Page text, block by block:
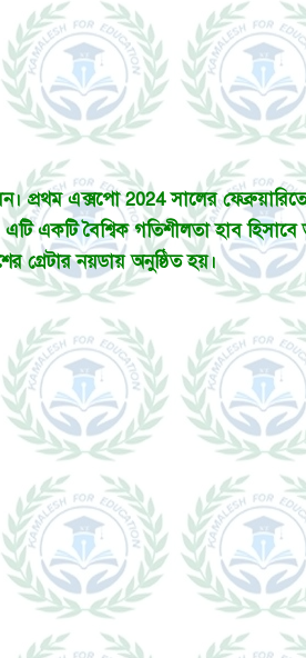
প্রথম এক্সপো 2024 সালের ফেব্রুয়ারিতে
একটি বৈশ্বিক গতিশীলতা হাব
গ্রেটার নয়ডায় অনুষ্ঠিত হয়।